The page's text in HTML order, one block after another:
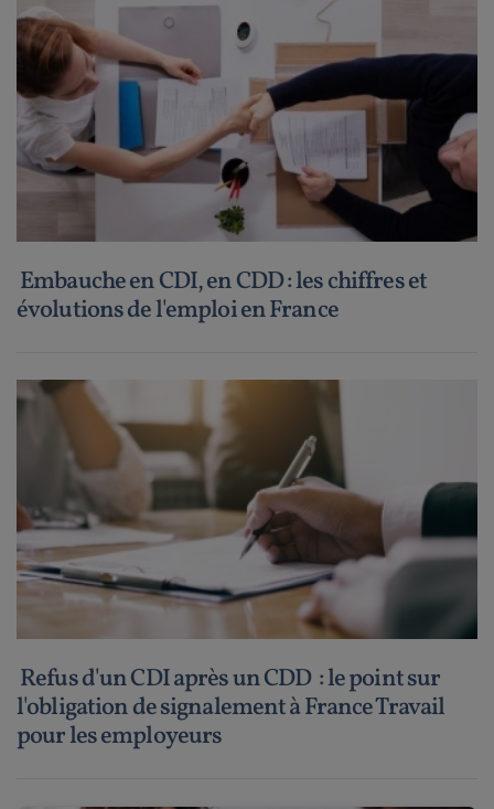
Embauche en CDI, en CDD : les chiffres et
évolutions de l'emploi en France
Refus d'un CDI après un CDD : le point sur
l'obligation de signalement à France Travail
pour les employeurs